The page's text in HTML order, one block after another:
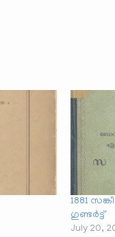
1881
ഗുണ്ടർട്ട്
July 20,